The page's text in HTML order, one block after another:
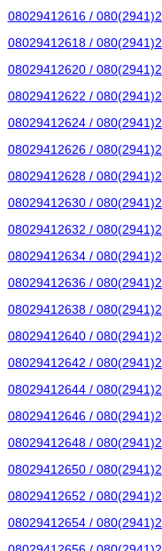
08029412616 /
08029412618 /
08029412620 /
08029412622 /
08029412624 /
08029412626 /
08029412628 /
08029412630 /
08029412632 /
08029412634 /
08029412636 /
08029412638 /
08029412640 /
08029412642 /
08029412644 /
08029412646 /
08029412648 /
08029412650 /
08029412652 /
08029412654 /